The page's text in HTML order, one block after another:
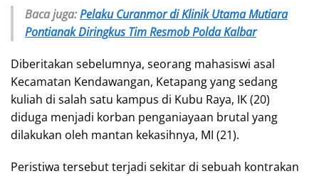
Baca juga:Pelaku Curanmor di Klinik Utama Mutiara
Pontianak Diringkus Tim Resmob Polda Kalbar
Diberitakan sebelumnya, seorang mahasiswi asal
Kecamatan Kendawangan, Ketapang yang sedang
kuliah di salah satu kampus di Kubu Raya, IK (20)
diduga menjadi korban penganiayaan brutal yang
dilakukan oleh mantan kekasihnya, MI (21).
Peristiwa tersebut terjadi sekitar di sebuah kontrakan